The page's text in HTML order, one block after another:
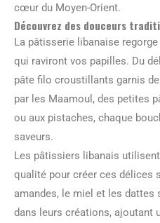
cœur du Moyen-Orient.
Découvrez des douceurs
La pâtisserie libanaise
qui raviront vos papilles. Du
pâte filo croustillants garnis
par les Maamoul, des petites
ou aux pistaches, chaque
saveurs.
Les pâtissiers libanais
qualité pour créer ces délices
amandes, le miel et les dattes
dans leurs créations, ajoutant